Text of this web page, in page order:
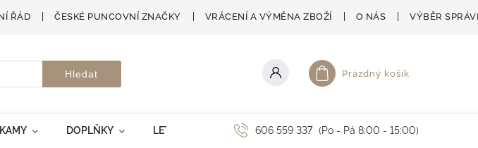
ŘÁD ČESKÉ PUNCOVNÍ ZNAČKY VRÁCENÍ A VÝMĚNA ZBOŽÍ O NÁS VÝBĚR
Hledat Nákupní košík
Prázdný košík
DOPLŇKY LETNÍ AKCE 606 559 337 (Po - Pá 8:00 - 15:00)